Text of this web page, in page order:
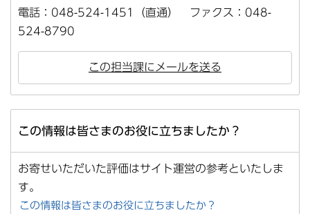
電話：048-524-1451（直通） ファクス：048-
524-8790
この担当課にメールを送る
この情報は皆さまのお役に立ちましたか？
お寄せいただいた評価はサイト運営の参考といたしま
す。
この情報は皆さまのお役に立ちましたか？